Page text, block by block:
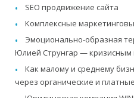
SEO продвижение сайта
Комплексные
Эмоционально-образная
Юлией Струнгар — кризисным
Как малому и среднему
через органические и